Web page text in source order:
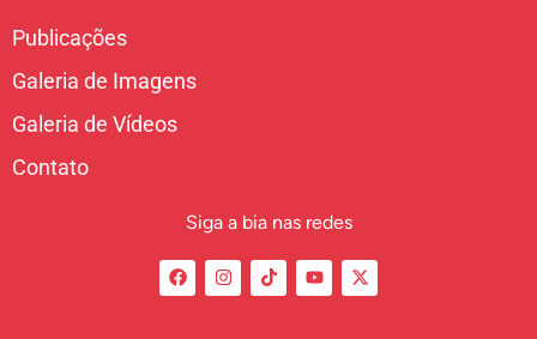
Publicações
Galeria de Imagens
Galeria de Vídeos
Contato
Siga a bia nas redes